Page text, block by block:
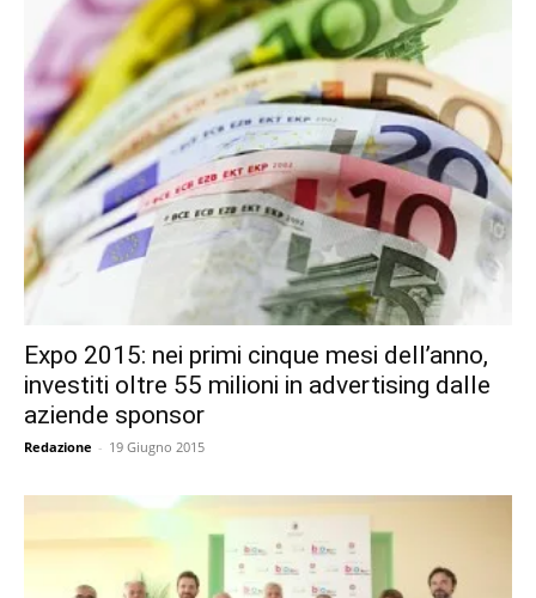
Expo 2015: nei primi cinque mesi dell’anno,
investiti oltre 55 milioni in advertising dalle
aziende sponsor
Redazione - 19 Giugno 2015